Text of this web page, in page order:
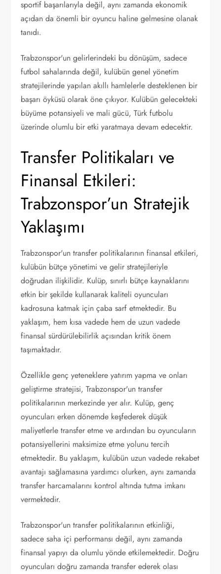
sportif başarılarıyla değil, aynı zamanda ekonomik
açıdan da önemli bir oyuncu haline gelmesine olanak
tanıdı.
Trabzonspor'un gelirlerindeki bu dönüşüm, sadece
futbol sahalarında değil, kulübün genel yönetim
stratejilerinde yapılan akıllı hamlelerle desteklenen bir
başarı öyküsü olarak öne çıkıyor. Kulübün gelecekteki
büyüme potansiyeli ve mali gücü, Türk futbolu
üzerinde olumlu bir etki yaratmaya devam edecektir.
Transfer Politikaları ve
Finansal Etkileri:
Trabzonspor’un Stratejik
Yaklaşımı
Trabzonspor'un transfer politikalarının finansal etkileri,
kulübün bütçe yönetimi ve gelir stratejileriyle
doğrudan ilişkilidir. Kulüp, sınırlı bütçe kaynaklarını
etkin bir şekilde kullanarak kaliteli oyuncuları
kadrosuna katmak için çaba sarf etmektedir. Bu
yaklaşım, hem kısa vadede hem de uzun vadede
finansal sürdürülebilirlik açısından kritik önem
taşımaktadır.
Özellikle genç yeteneklere yatırım yapma ve onları
geliştirme stratejisi, Trabzonspor'un transfer
politikalarının merkezinde yer alır. Kulüp, genç
oyuncuları erken dönemde keşfederek düşük
maliyetlerle transfer etme ve ardından bu oyuncuların
potansiyellerini maksimize etme yolunu tercih
etmektedir. Bu yaklaşım, kulübün uzun vadede rekabet
avantajı sağlamasına yardımcı olurken, aynı zamanda
transfer harcamalarını kontrol altında tutma imkanı
vermektedir.
Trabzonspor'un transfer politikalarının etkinliği,
sadece saha içi performansı değil, aynı zamanda
finansal yapıyı da olumlu yönde etkilemektedir. Doğru
oyuncuları doğru zamanda transfer ederek olası